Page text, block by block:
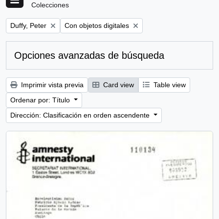
Colecciones
Remove filter:
Duffy, Peter Remove filter:
Con objetos digitales
Opciones avanzadas de búsqueda
Imprimir vista previa Card view
Table view
Ordenar por: Título
Dirección: Clasificación en orden ascendente